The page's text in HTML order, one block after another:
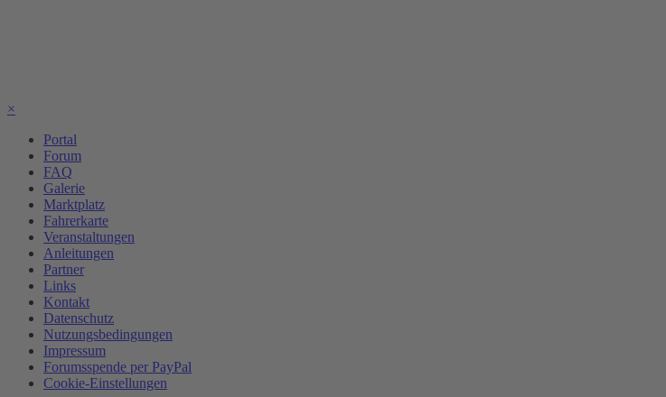
×
Portal
Forum
FAQ
Galerie
Marktplatz
Fahrerkarte
Veranstaltungen
Anleitungen
Partner
Links
Kontakt
Datenschutz
Nutzungsbedingungen
Impressum
Forumsspende per PayPal
Cookie-Einstellungen